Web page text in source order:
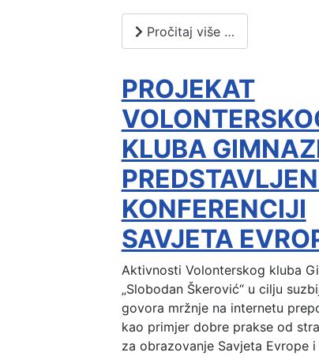
Pročitaj više …
PROJEKAT
KLUBA
KONFERENCIJI
SAVJETA
Aktivnosti Volonterskog kluba
„Slobodan Škerović“ u cilju
govora mržnje na internetu
kao primjer dobre prakse od
za obrazovanje Savjeta Evrope i